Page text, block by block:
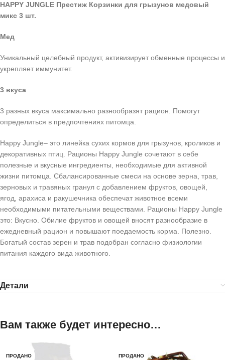
HAPPY JUNGLE Престиж Корзинки для грызунов медовый
микс 3 шт.
Мед
Уникальный целебный продукт, активизирует обменные процессы и
укрепляет иммунитет.
3 вкуса
3 разных вкуса максимально разнообразят рацион. Помогут
определиться в предпочтениях питомца.
Happy Jungle– это линейка сухих кормов для грызунов, кроликов и
декоративных птиц. Рационы Happy Jungle сочетают в себе
полезные и вкусные ингредиенты, необходимые для активной
жизни питомца. Сбалансированные смеси на основе зерна, трав,
зерновых и травяных гранул с добавлением фруктов, овощей,
ягод, арахиса и ракушечника обеспечат животное всеми
необходимыми питательными веществами. Рационы Happy Jungle
это: Вкусно. Обилие фруктов и овощей вносят разнообразие в
ежедневный рацион и повышают поедаемость корма. Полезно.
Богатый состав зерен и трав подобран согласно физиологии
питания каждого вида животного.
Детали
Вам также будет интересно…
ПРОДАНО ПРОДАНО